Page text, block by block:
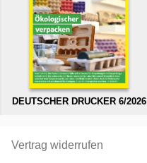
DEUTSCHER DRUCKER 6/2026
Vertrag widerrufen